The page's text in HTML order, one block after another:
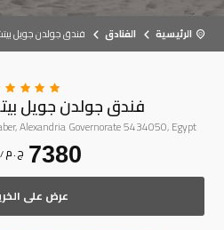
الرئيسية الفنادق فندق جولدن جويل
فندق جولدن جويل
Alexandria Governorate 5434050, Egypt
/ 7380 ج . م
عرض على